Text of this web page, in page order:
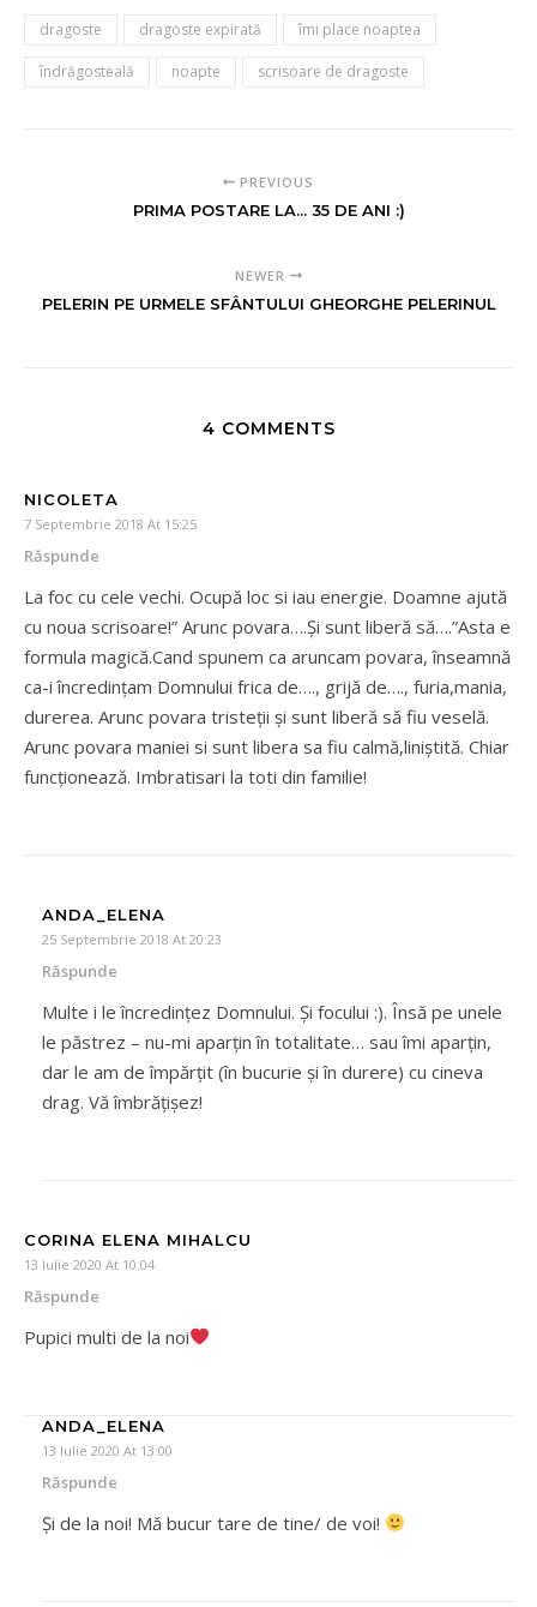
dragoste dragoste expirată îmi place noaptea
îndrăgosteală noapte scrisoare de dragoste
PREVIOUS
PRIMA POSTARE LA... 35 DE ANI :)
NEWER
PELERIN PE URMELE SFÂNTULUI GHEORGHE PELERINUL
4 COMMENTS
NICOLETA
7 Septembrie 2018 At 15:25
Răspunde
La foc cu cele vechi. Ocupă loc si iau energie. Doamne ajută
cu noua scrisoare!” Arunc povara….Și sunt liberă să….”Asta e
formula magică.Cand spunem ca aruncam povara, înseamnă
ca-i încredințam Domnului frica de…., grijă de…., furia,mania,
durerea. Arunc povara tristeții și sunt liberă să fiu veselă.
Arunc povara maniei si sunt libera sa fiu calmă,liniștită. Chiar
funcționează. Imbratisari la toti din familie!
ANDA_ELENA
25 Septembrie 2018 At 20:23
Răspunde
Multe i le încredințez Domnului. Și focului :). Însă pe unele
le păstrez – nu-mi aparțin în totalitate… sau îmi aparțin,
dar le am de împărțit (în bucurie și în durere) cu cineva
drag. Vă îmbrățișez!
CORINA ELENA MIHALCU
13 Iulie 2020 At 10:04
Răspunde
Pupici multi de la noi
ANDA_ELENA
13 Iulie 2020 At 13:00
Răspunde
Și de la noi! Mă bucur tare de tine/ de voi!